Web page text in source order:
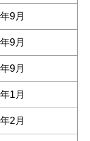
9月
9月
9月
1月
2月